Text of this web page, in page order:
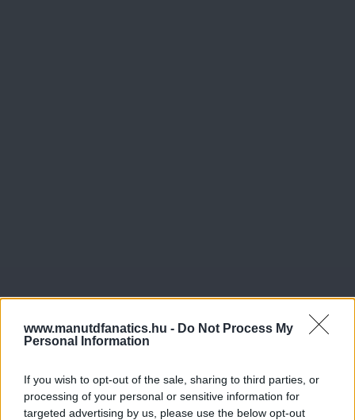
www.manutdfanatics.hu - Do Not Process My
Personal Information
If you wish to opt-out of the sale, sharing to third parties, or
processing of your personal or sensitive information for
targeted advertising by us, please use the below opt-out